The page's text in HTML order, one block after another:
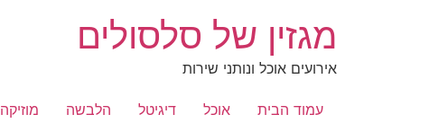
מגזין של סלסולים
אירועים אוכל ונותני שירות
עמוד הבית אוכל דיגיטל הלבשה מוזיקה